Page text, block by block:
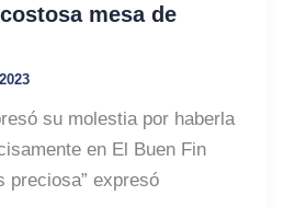
mesa de
su molestia por haberla
en El Buen Fin
preciosa” expresó